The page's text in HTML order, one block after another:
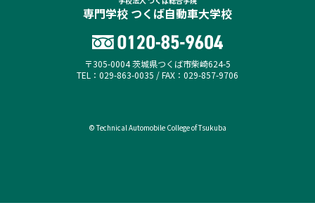
専門学校 つくば自動車大学校
〒305-0004 茨城県つくば市柴崎624-5
TEL：029-863-0035 / FAX：029-857-9706
© Technical Automobile College of Tsukuba